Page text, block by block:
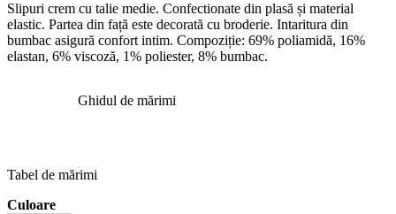
Slipuri crem cu talie medie. Confectionate din plasă și material
elastic. Partea din față este decorată cu broderie. Intaritura din
bumbac asigură confort intim. Compoziție: 69% poliamidă, 16%
elastan, 6% viscoză, 1% poliester, 8% bumbac.
Ghidul de mărimi
Tabel de mărimi
Culoare